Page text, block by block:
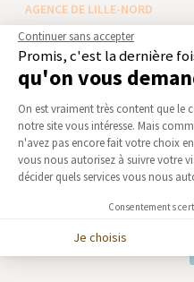
AGENCE DE LILLE-NORD
Qui sommes-nous
Actualités
Notre charte qualité
Partenaires
Trouver une agence
Devenir franchisé
Foire aux Questions
Conditions générales
Mentions légales
Continuer sans accepter
Promis, c'est la dernière
qu'on vous
Plateforme de
On est vraiment très content que le
notre site vous intéresse. Mais
n'avez pas encore fait votre choix
vous nous autorisez à suivre votre
décider quels services vous nous
Consentements
Je choisis